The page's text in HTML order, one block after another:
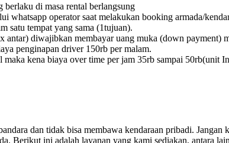
berlaku di masa rental berlangsung
operator saat melakukan booking armada/
satu tempat yang sama (1tujuan).
antar) diwajibkan membayar uang muka (down
penginapan driver 150rb per malam.
kena biaya over time per jam 35rb sampai 50rb(unit
dan tidak bisa membawa kendaraan pribadi.
Berikut ini adalah layanan yang kami sediakan, antara